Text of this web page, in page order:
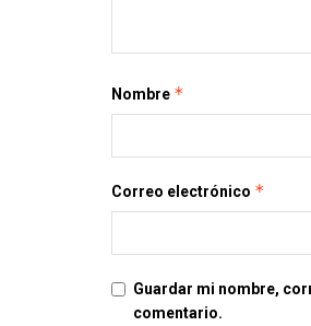
Nombre *
Correo electrónico *
Guardar mi nombre,
comentario.